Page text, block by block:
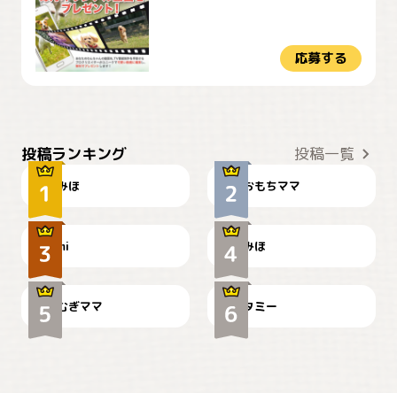
応募する
投稿ランキング 投稿一覧
みほ おもちママ
可愛い？
mi
見てるぞぉ
みほ
🌻とむぎ！
むぎママ
ドーベルマンのお友達邸に
て
タミー